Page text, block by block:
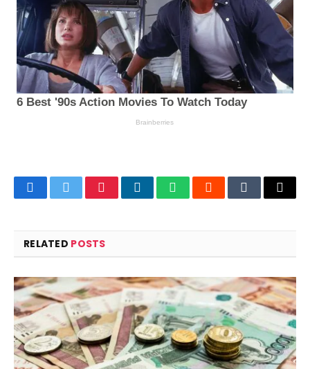
FacebookTwitterPinterestLinkedInWhatsAppRedditTumblrEmail
RELATED POSTS